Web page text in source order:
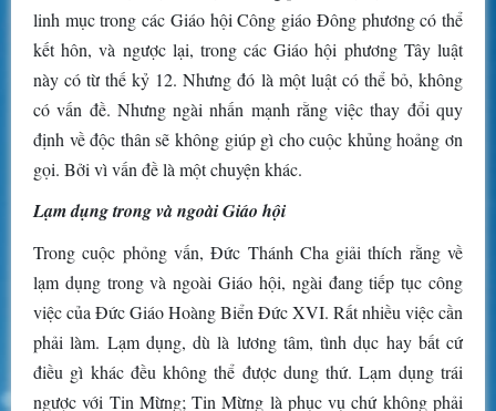
linh mục trong các Giáo hội Công giáo Đông phương có thể
kết hôn, và ngược lại, trong các Giáo hội phương Tây luật
này có từ thế kỷ 12. Nhưng đó là một luật có thể bỏ, không
có vấn đề. Nhưng ngài nhấn mạnh rằng việc thay đổi quy
định về độc thân sẽ không giúp gì cho cuộc khủng hoảng ơn
gọi. Bởi vì vấn đề là một chuyện khác.
Lạm dụng trong và ngoài Giáo hội
Trong cuộc phỏng vấn, Đức Thánh Cha giải thích rằng về
lạm dụng trong và ngoài Giáo hội, ngài đang tiếp tục công
việc của Đức Giáo Hoàng Biển Đức XVI. Rất nhiều việc cần
phải làm. Lạm dụng, dù là lương tâm, tình dục hay bất cứ
điều gì khác đều không thể được dung thứ. Lạm dụng trái
ngược với Tin Mừng; Tin Mừng là phục vụ chứ không phải